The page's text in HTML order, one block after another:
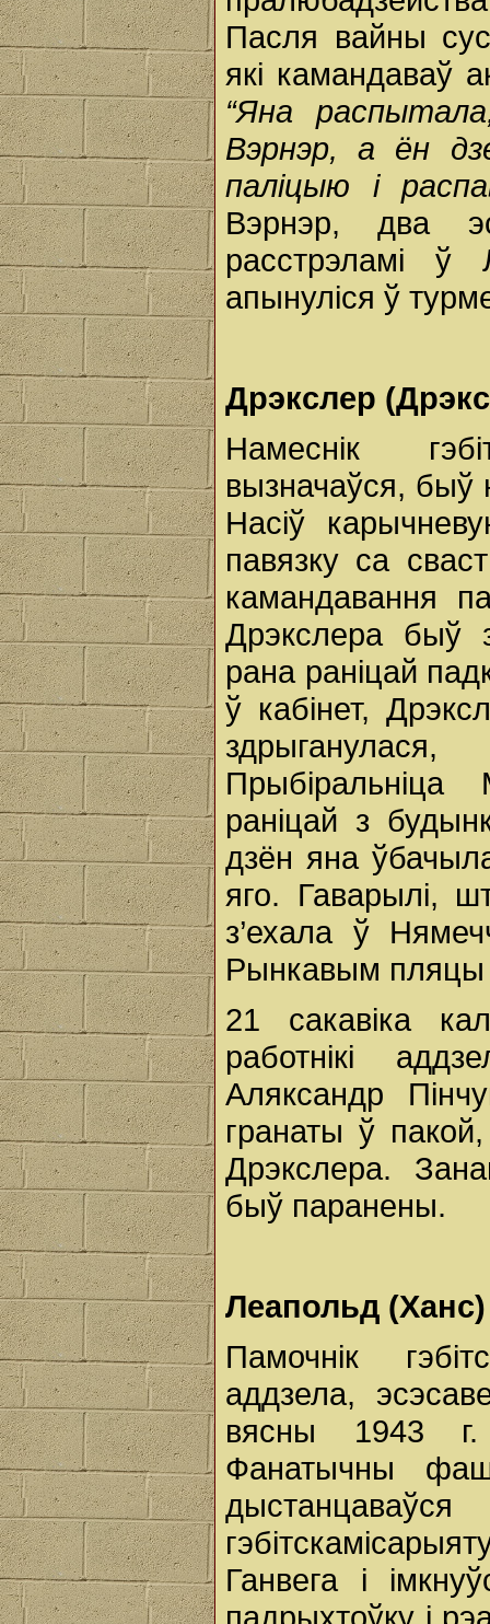
Пасля вайны
які камандаваў
“Яна
Вэрнэр, а ён
паліцыю і
Вэрнэр, два
расстрэламі ў
апынуліся ў
Дрэкслер
Намеснік
вызначаўся, быў
Насіў
павязку са
камандавання
Дрэкслера быў
рана раніцай
ў кабінет,
раніцай з
дзён яна
яго. Гаварылі,
з’ехала ў
Рынкавым пляцы
21 сакавіка
работнікі
Аляксандр
гранаты ў
Дрэкслера.
быў паранены.
Леапольд
Памочнік
аддзела,
вясны 1943
Фанатычны
Ганвега і